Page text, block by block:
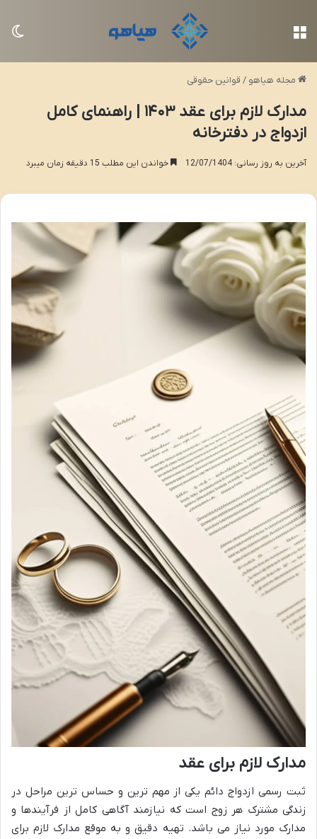
مجله هیاهو / قوانین حقوقی
مدارک لازم برای عقد ۱۴۰۳ | راهنمای کامل
ازدواج در دفترخانه
آخرین به روز رسانی: 12/07/1404 خواندن این مطلب 15 دقیقه زمان میبرد
مدارک لازم برای عقد
ثبت رسمی ازدواج دائم یکی از مهم ترین و حساس ترین مراحل در
زندگی مشترک هر زوج است که نیازمند آگاهی کامل از فرآیندها و
مدارک مورد نیاز می باشد. تهیه دقیق و به موقع مدارک لازم برای